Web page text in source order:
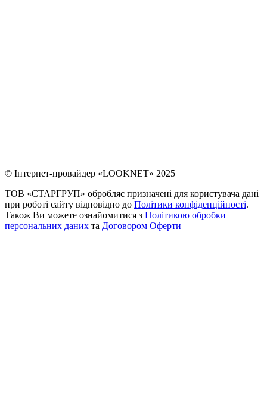
© Інтернет-провайдер «LOOKNET» 2025
ТОВ «СТАРГРУП» обробляє призначені для користувача дані
при роботі сайту відповідно до Політики конфіденційності.
Також Ви можете ознайомитися з Політикою обробки
персональних даних та Договором Оферти